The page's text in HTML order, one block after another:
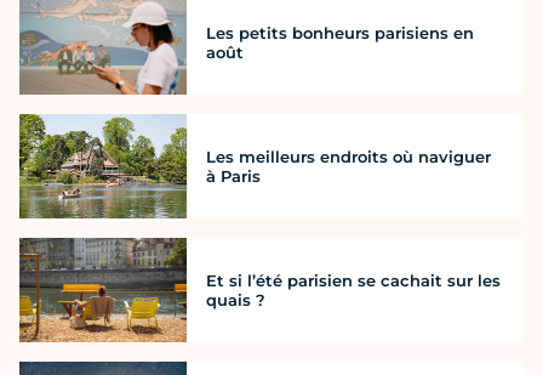
Les petits bonheurs parisiens en
août
Les meilleurs endroits où naviguer
à Paris
Et si l’été parisien se cachait sur les
quais ?